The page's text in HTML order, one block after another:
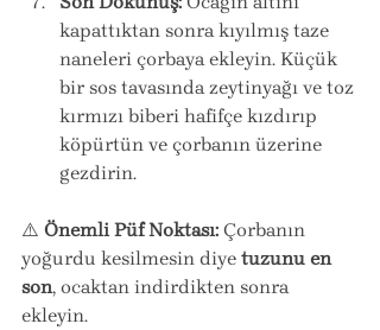
kapattıktan sonra kıyılmış taze
naneleri çorbaya ekleyin. Küçük
bir sos tavasında zeytinyağı ve toz
kırmızı biberi hafifçe kızdırıp
köpürtün ve çorbanın üzerine
gezdirin.
⚠️ Önemli Püf Noktası: Çorbanın
yoğurdu kesilmesin diye tuzunu en
son, ocaktan indirdikten sonra
ekleyin.